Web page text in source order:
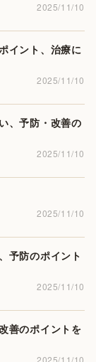
2025/11/10
イント、治療に
2025/11/10
、予防・改善の
2025/11/10
2025/11/10
予防のポイント
2025/11/10
善のポイントを
2025/11/10